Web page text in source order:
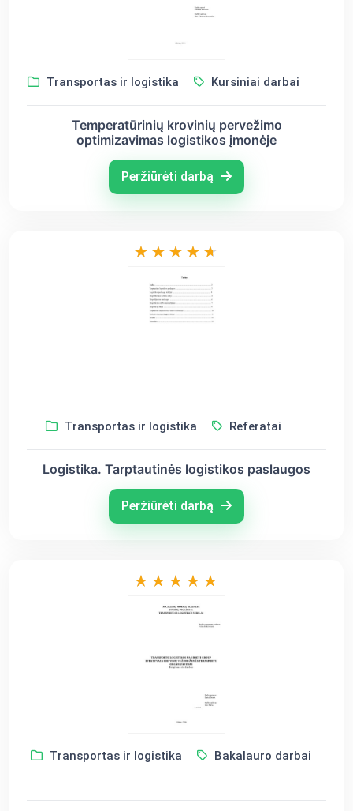
Transportas ir logistika Kursiniai darbai
Temperatūrinių krovinių pervežimo
optimizavimas logistikos įmonėje
Peržiūrėti darbą
Transportas ir logistika Referatai
Logistika. Tarptautinės logistikos paslaugos
Peržiūrėti darbą
Transportas ir logistika Bakalauro darbai